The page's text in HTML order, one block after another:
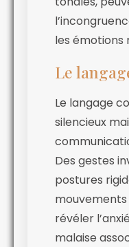
les émotions
Le
Le langage
silencieux
Des gestes
postures
révéler
malaise